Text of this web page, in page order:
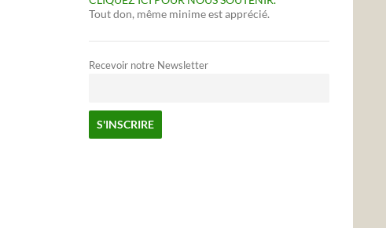
Tout don, même minime est apprécié.
Recevoir notre Newsletter